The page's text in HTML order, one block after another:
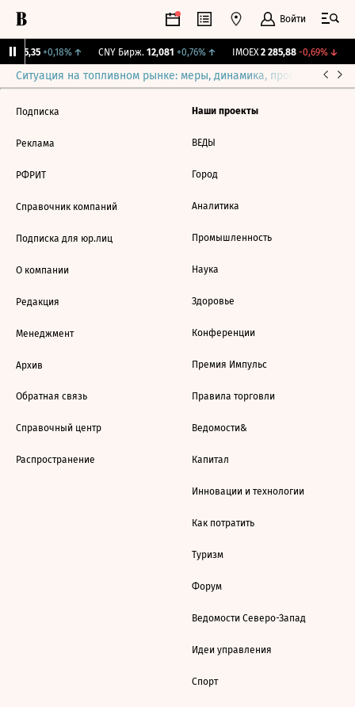
Войти
115,35 +0,18%↑ CNY Бирж. 12,081 +0,76%↑ IMOEX 2 285,88 -0,69%↓
Ситуация на топливном рынке: меры, динамика, прогнозы
Подписка
Реклама
РФРИТ
Справочник компаний
Подписка для юр.лиц
О компании
Редакция
Менеджмент
Архив
Обратная связь
Справочный центр
Распространение
Наши проекты
ВЕДЫ
Город
Аналитика
Промышленность
Наука
Здоровье
Конференции
Премия Импульс
Правила торговли
Ведомости&
Капитал
Инновации и технологии
Как потратить
Туризм
Форум
Ведомости Северо-Запад
Идеи управления
Спорт